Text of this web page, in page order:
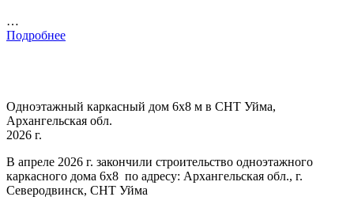
…
Подробнее
Одноэтажный каркасный дом 6х8 м в СНТ Уйма,
Архангельская обл.
2026 г.
В апреле 2026 г. закончили строительство одноэтажного
каркасного дома 6х8 по адресу: Архангельская обл., г.
Северодвинск, СНТ Уйма